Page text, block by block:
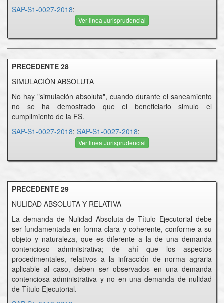
SAP-S1-0027-2018;
Ver linea Jurisprudencial
PRECEDENTE 28
SIMULACIÓN ABSOLUTA
No hay "simulación absoluta", cuando durante el saneamiento
no se ha demostrado que el beneficiario simulo el
cumplimiento de la FS.
SAP-S1-0027-2018; SAP-S1-0027-2018;
Ver linea Jurisprudencial
PRECEDENTE 29
NULIDAD ABSOLUTA Y RELATIVA
La demanda de Nulidad Absoluta de Título Ejecutorial debe
ser fundamentada en forma clara y coherente, conforme a su
objeto y naturaleza, que es diferente a la de una demanda
contencioso administrativa; de ahí que los aspectos
procedimentales, relativos a la infracción de norma agraria
aplicable al caso, deben ser observados en una demanda
contenciosa administrativa y no en una demanda de nulidad
de Título Ejecutorial.